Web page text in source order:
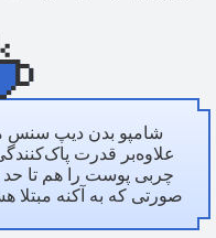
شامپو بدن دیپ سنس
علاوه‌بر قدرت
چربی پوست را هم تا
صورتی که به آکنه مبتلا